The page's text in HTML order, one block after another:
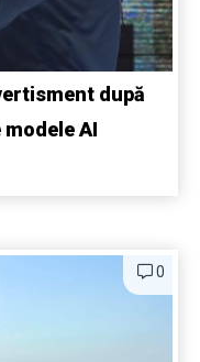
după
AI
0